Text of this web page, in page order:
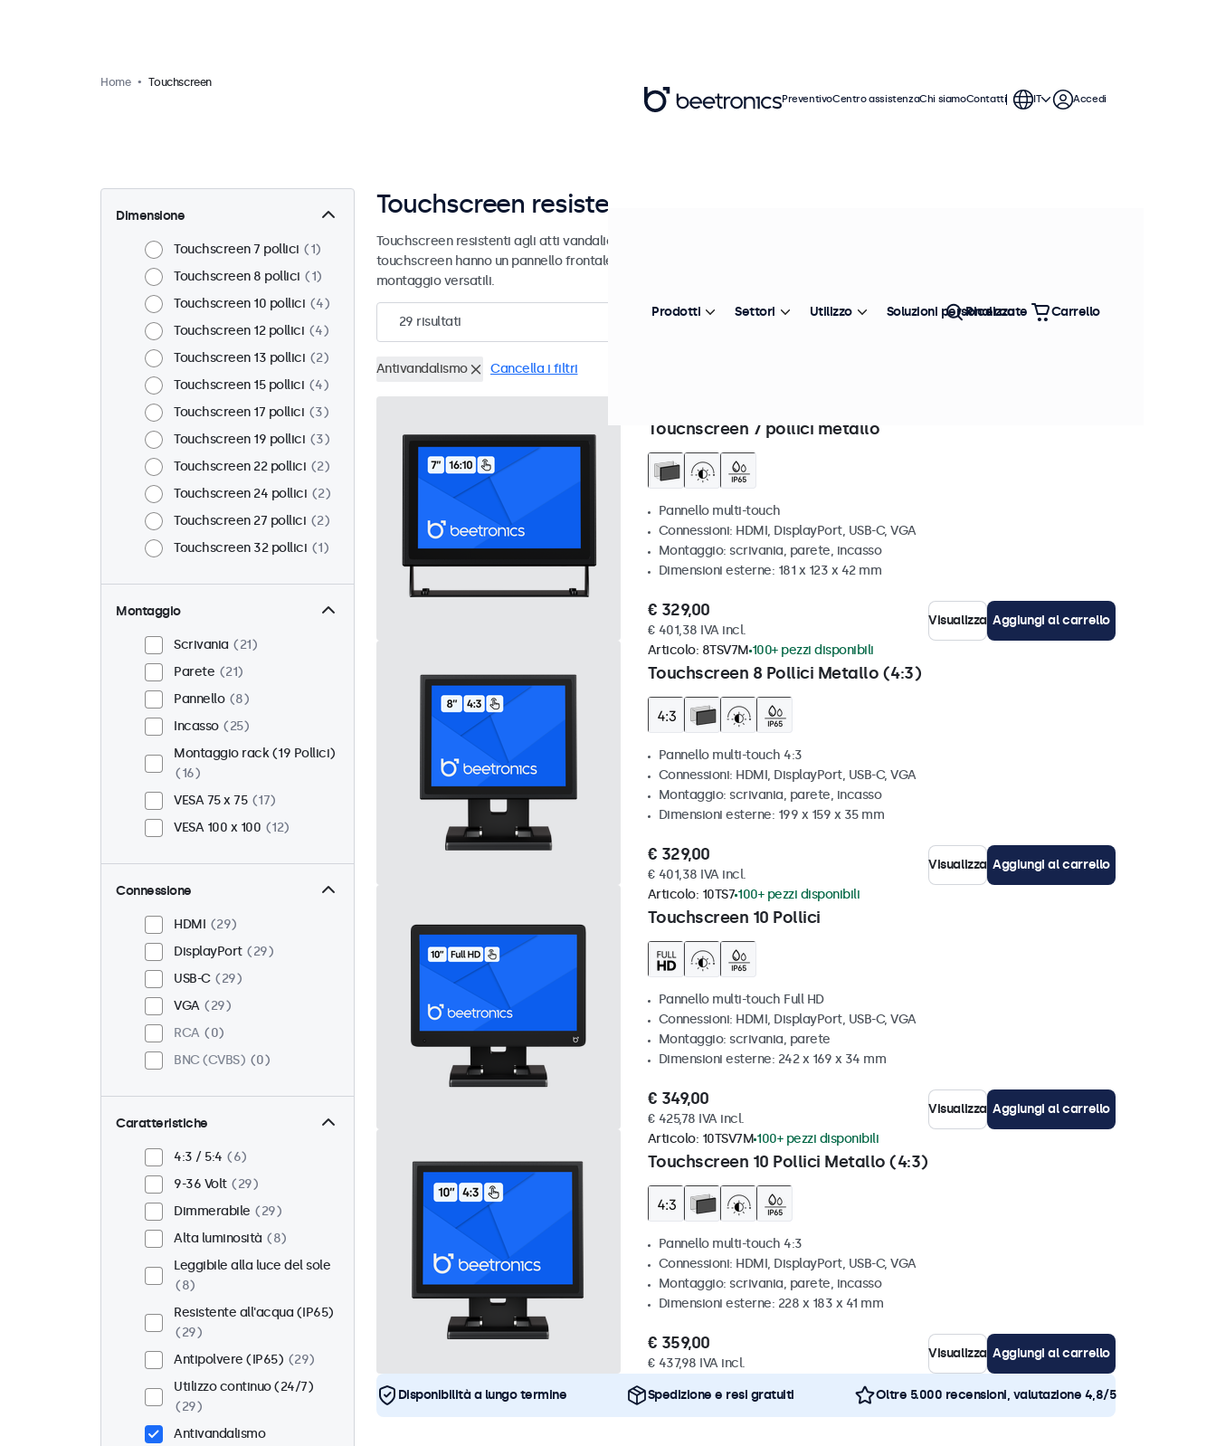
Home Touchscreen
Dimensione
Touchscreen 7 pollici
1
Touchscreen 8 pollici
1
Touchscreen 10 pollici
4
Touchscreen 12 pollici
4
Touchscreen 13 pollici
2
Touchscreen 15 pollici
4
Touchscreen 17 pollici
3
Touchscreen 19 pollici
3
Touchscreen 22 pollici
2
Touchscreen 24 pollici
2
Touchscreen 27 pollici
2
Touchscreen 32 pollici
1
Montaggio
Scrivania
21
Parete
21
Pannello
8
Incasso
25
Montaggio rack (19 Pollici)
16
VESA 75 x 75
17
VESA 100 x 100
12
Connessione
HDMI
29
DisplayPort
29
USB-C
29
VGA
29
RCA
0
BNC (CVBS)
0
Caratteristiche
4:3 / 5:4
6
9-36 Volt
29
Dimmerabile
29
Alta luminosità
8
Leggibile alla luce del sole
8
Resistente all'acqua (IP65)
29
Antipolvere (IP65)
29
Utilizzo continuo (24/7)
29
Antivandalismo
Touchscreen resistenti agli atti vandalici
Touchscreen resistenti agli atti vandalici progettati per un uso intensivo e continuo in ambienti difficili. Questi
touchscreen hanno un pannello frontale rinforzato e un robusto alloggiamento in metallo con opzioni di
montaggio versatili.
29 risultati Più venduto
Antivandalismo Cancella i filtri
Touchscreen 7 pollici metallo
Pannello multi-touch
Connessioni: HDMI, DisplayPort, USB-C, VGA
Montaggio: scrivania, parete, incasso
Dimensioni esterne: 181 x 123 x 42 mm
€ 329,00
€ 401,38 IVA incl.
Visualizza Aggiungi al carrello
Touchscreen 8 Pollici Metallo (4:3)
Articolo: 8TSV7M 100+ pezzi disponibili
Pannello multi-touch 4:3
Connessioni: HDMI, DisplayPort, USB-C, VGA
Montaggio: scrivania, parete, incasso
Dimensioni esterne: 199 x 159 x 35 mm
€ 329,00
€ 401,38 IVA incl.
Visualizza Aggiungi al carrello
Touchscreen 10 Pollici
Articolo: 10TS7 100+ pezzi disponibili
Pannello multi-touch Full HD
Connessioni: HDMI, DisplayPort, USB-C, VGA
Montaggio: scrivania, parete
Dimensioni esterne: 242 x 169 x 34 mm
€ 349,00
€ 425,78 IVA incl.
Visualizza Aggiungi al carrello
Touchscreen 10 Pollici Metallo (4:3)
Articolo: 10TSV7M 100+ pezzi disponibili
Pannello multi-touch 4:3
Connessioni: HDMI, DisplayPort, USB-C, VGA
Montaggio: scrivania, parete, incasso
Dimensioni esterne: 228 x 183 x 41 mm
€ 359,00
€ 437,98 IVA incl.
Visualizza Aggiungi al carrello
Disponibilità a lungo termine Spedizione e resi gratuiti Oltre 5.000 recensioni, valutazione 4,8/5
PreventivoCentro assistenzaChi siamoContatti IT Accedi
Prodotti Settori Utilizzo Soluzioni personalizzate
Ricerca Carrello